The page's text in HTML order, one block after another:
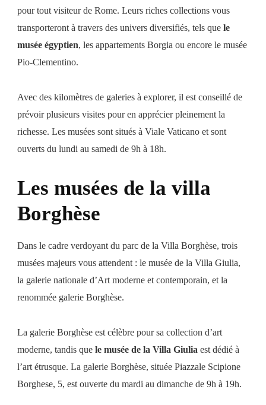
pour tout visiteur de Rome. Leurs riches collections vous
transporteront à travers des univers diversifiés, tels que le
musée égyptien, les appartements Borgia ou encore le musée
Pio-Clementino.
Avec des kilomètres de galeries à explorer, il est conseillé de
prévoir plusieurs visites pour en apprécier pleinement la
richesse. Les musées sont situés à Viale Vaticano et sont
ouverts du lundi au samedi de 9h à 18h.
Les musées de la villa
Borghèse
Dans le cadre verdoyant du parc de la Villa Borghèse, trois
musées majeurs vous attendent : le musée de la Villa Giulia,
la galerie nationale d’Art moderne et contemporain, et la
renommée galerie Borghèse.
La galerie Borghèse est célèbre pour sa collection d’art
moderne, tandis que le musée de la Villa Giulia est dédié à
l’art étrusque. La galerie Borghèse, située Piazzale Scipione
Borghese, 5, est ouverte du mardi au dimanche de 9h à 19h.